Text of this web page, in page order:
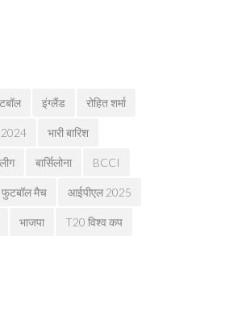
इंग्लैंड रोहित शर्मा
2024 भारी बारिश
बार्सिलोना BCCI
फुटबॉल मैच आईपीएल 2025
भाजपा T20 विश्व कप